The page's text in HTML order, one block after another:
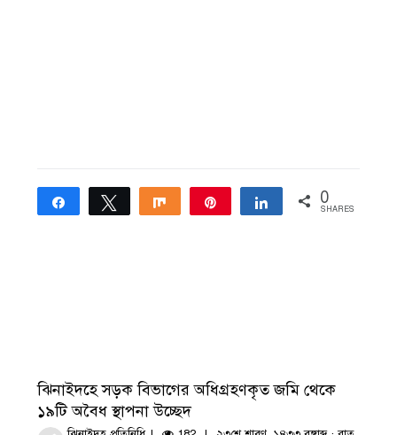
Share Tweet Share Share 0
SHARES
ঝিনাইদহে সড়ক বিভাগের অধিগ্রহণকৃত জমি থেকে
১৯টি অবৈধ স্থাপনা উচ্ছেদ